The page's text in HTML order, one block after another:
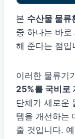
본 수산물 물류
중 하나는 바
해 준다는 점입
이러한 물류기
25%를 국비로
단체가 새로운
템을 개선하는
줄 것입니다.